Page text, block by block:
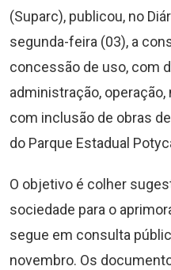
(Suparc), publicou, no
segunda-feira (03), a
concessão de uso, com
administração,
com inclusão de obras
do Parque Estadual
O objetivo é colher
sociedade para o
segue em consulta
novembro. Os